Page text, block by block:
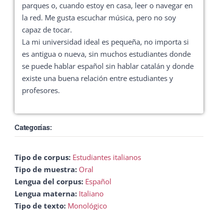
parques o, cuando estoy en casa, leer o navegar en
la red. Me gusta escuchar música, pero no soy
capaz de tocar.
La mi universidad ideal es pequeña, no importa si
es antigua o nueva, sin muchos estudiantes donde
se puede hablar español sin hablar catalán y donde
existe una buena relación entre estudiantes y
profesores.
Categorías:
Tipo de corpus: Estudiantes italianos
Tipo de muestra: Oral
Lengua del corpus: Español
Lengua materna: Italiano
Tipo de texto: Monológico